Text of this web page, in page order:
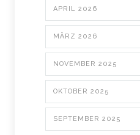
APRIL 2026
MÄRZ 2026
NOVEMBER 2025
OKTOBER 2025
SEPTEMBER 2025